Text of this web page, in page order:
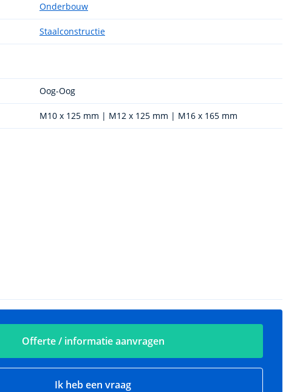
Onderbouw
Staalconstructie
Oog-Oog
M10 x 125 mm | M12 x 125 mm | M16 x 165 mm
Offerte / informatie aanvragen
Ik heb een vraag